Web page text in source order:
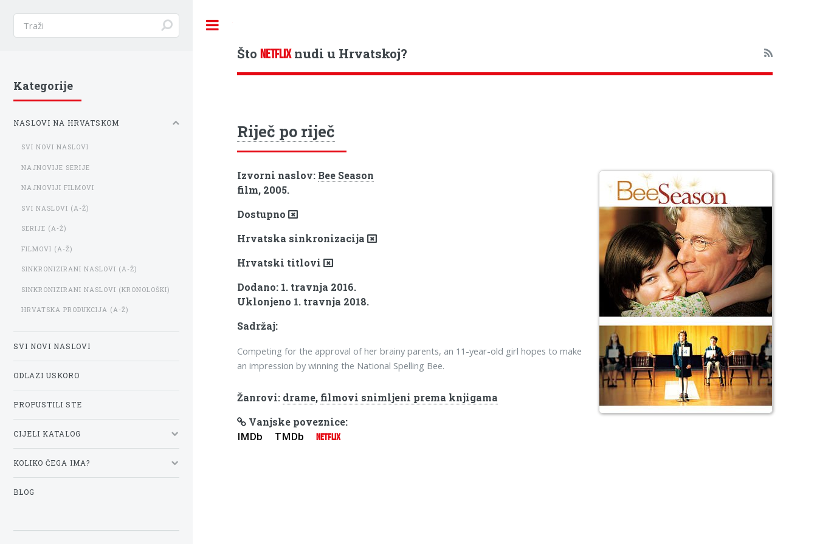
ŠtoNETFLIXnudi u Hrvatskoj?
Riječ po riječ
Izvorni naslov: Bee Season
film, 2005.
Dostupno
Hrvatska sinkronizacija
Hrvatski titlovi
Dodano: 1. travnja 2016.
Uklonjeno 1. travnja 2018.
Sadržaj:
Competing for the approval of her brainy parents, an 11-year-old girl hopes to make
an impression by winning the National Spelling Bee.
Žanrovi: drame, filmovi snimljeni prema knjigama
Vanjske poveznice:
IMDb TMDb NETFLIX
Kategorije
NASLOVI NA HRVATSKOM
SVI NOVI NASLOVI
NAJNOVIJE SERIJE
NAJNOVIJI FILMOVI
SVI NASLOVI (A-Ž)
SERIJE (A-Ž)
FILMOVI (A-Ž)
SINKRONIZIRANI NASLOVI (A-Ž)
SINKRONIZIRANI NASLOVI (KRONOLOŠKI)
HRVATSKA PRODUKCIJA (A-Ž)
SVI NOVI NASLOVI
ODLAZI USKORO
PROPUSTILI STE
CIJELI KATALOG
KOLIKO ČEGA IMA?
BLOG
Toggle